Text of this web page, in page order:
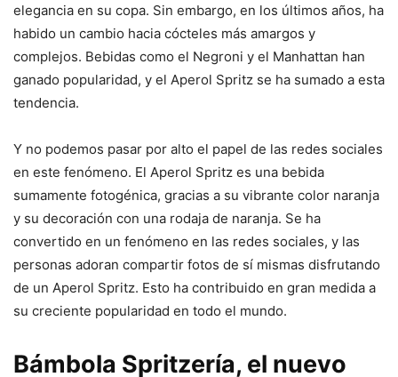
elegancia en su copa. Sin embargo, en los últimos años, ha
habido un cambio hacia cócteles más amargos y
complejos. Bebidas como el Negroni y el Manhattan han
ganado popularidad, y el Aperol Spritz se ha sumado a esta
tendencia.
Y no podemos pasar por alto el papel de las redes sociales
en este fenómeno. El Aperol Spritz es una bebida
sumamente fotogénica, gracias a su vibrante color naranja
y su decoración con una rodaja de naranja. Se ha
convertido en un fenómeno en las redes sociales, y las
personas adoran compartir fotos de sí mismas disfrutando
de un Aperol Spritz. Esto ha contribuido en gran medida a
su creciente popularidad en todo el mundo.
Bámbola Spritzería, el nuevo